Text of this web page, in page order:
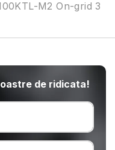
M2 On-grid 3
de ridicata!